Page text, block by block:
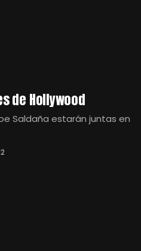
de Hollywood
Saldaña estarán juntas en